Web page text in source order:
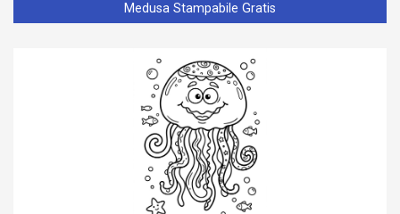
Medusa Stampabile Gratis